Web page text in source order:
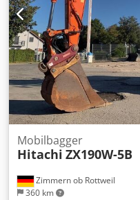
Zimmern ob Rottweil
360 km
Mobilbagger
Hitachi ZX190W-5B